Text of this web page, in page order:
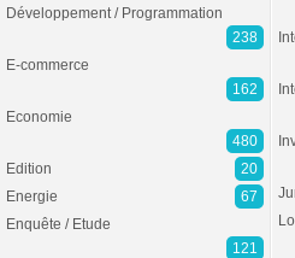
Développement / Programmation
238
E-commerce
162
Economie
480
Edition
20
Energie
67
Enquête / Etude
121